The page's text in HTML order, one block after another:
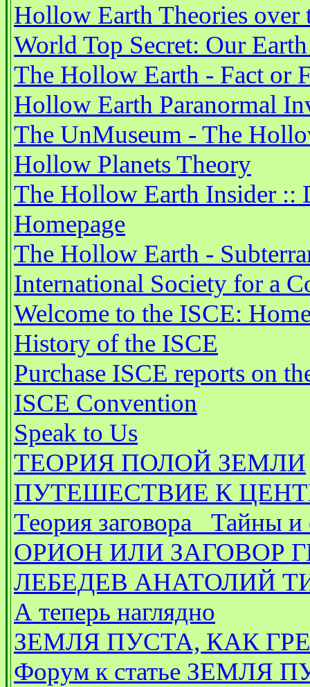
Hollow Earth Theories over
World Top Secret: Our
The Hollow Earth - Fact or
Hollow Earth Paranormal
The UnMuseum - The
Hollow Planets Theory
The Hollow Earth Insider ::
Homepage
The Hollow Earth -
International Society for a
Welcome to the ISCE:
History of the ISCE
Purchase ISCE reports on
ISCE Convention
Speak to Us
ТЕОРИЯ ПОЛОЙ ЗЕМЛИ
ПУТЕШЕСТВИЕ К
Теория заговора_ Тайны и
ОРИОН ИЛИ ЗАГОВОР
ЛЕБЕДЕВ АНАТОЛИЙ
А теперь наглядно
ЗЕМЛЯ ПУСТА, КАК
Форум к статье